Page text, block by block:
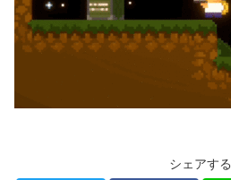
シェアする